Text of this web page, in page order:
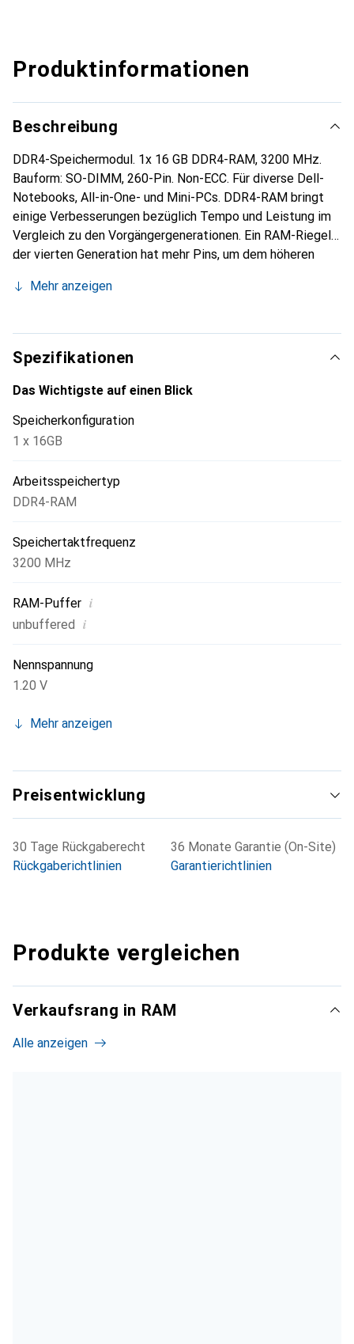
Produktinformationen
Beschreibung
DDR4-Speichermodul. 1x 16 GB DDR4-RAM, 3200 MHz.
Bauform: SO-DIMM, 260-Pin. Non-ECC. Für diverse Dell-
Notebooks, All-in-One- und Mini-PCs. DDR4-RAM bringt
einige Verbesserungen bezüglich Tempo und Leistung im
Vergleich zu den Vorgängergenerationen. Ein RAM-Riegel
der vierten Generation hat mehr Pins, um dem höheren
direkte Leitung zum CPU-Controller, um Verzögerungen
vermeiden. DDR4 enthält zudem Neuerungen, die den
Strombedarf reduzieren und die Zuverlässigkeit erhöhen.
Mehr anzeigen
Spezifikationen
Das Wichtigste auf einen Blick
Speicherkonfiguration
1 x 16GB
Arbeitsspeichertyp
DDR4-RAM
Speichertaktfrequenz
3200 MHz
RAM-Puffer i
unbuffered i
Nennspannung
1.20 V
Mehr anzeigen
Preisentwicklung
30 Tage Rückgaberecht
Rückgaberichtlinien
36 Monate Garantie (On-Site)
Garantierichtlinien
Produkte vergleichen
Verkaufsrang in RAM
Alle anzeigen